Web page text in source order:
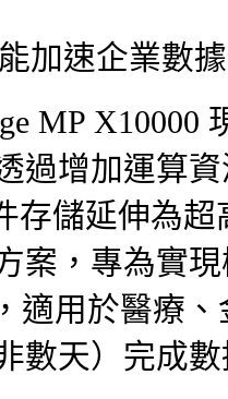
加速企業數
MP
過增加運算
存儲延伸為
案，專為實
適用於醫療
數天）完成